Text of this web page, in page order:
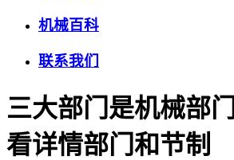
机械百科
联系我们
三大部门是机械部
看详情部门和节制